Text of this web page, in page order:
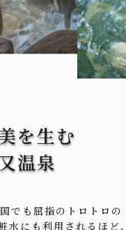
を生む
温泉
でも屈指のトロトロの
水にも利用されるほど、